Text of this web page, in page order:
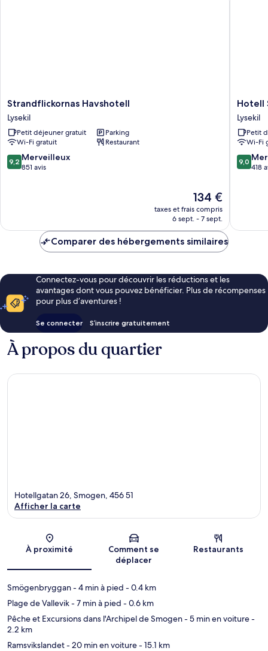
Strandflickornas
Havshotell
Lysekil
Strandflickornas Havshotell
Lysekil
Petit déjeuner gratuit
Parking
Wi-Fi gratuit
Restaurant
9.2
sur
9,2 Merveilleux
851 avis
Le
nouveau
prix
de
134 €
taxes et frais compris
6 sept. - 7 sept.
Hotell
Sillen
Lysekil
Hotell
Lysekil
Petit
Wi-Fi
9.0
sur
9,0
418
Comparer des hébergements similaires
Connectez-vous pour découvrir les réductions et les
avantages dont vous pouvez bénéficier. Plus de récompenses
pour plus d’aventures !
Se connecter S’inscrire gratuitement
À propos du quartier
Carte
Hotellgatan 26, Smogen, 456 51
Afficher la carte
À proximité
Comment se
déplacer
Restaurants
Smögenbryggan- 4 min à pied - 0.4 km
Plage de Vallevik- 7 min à pied - 0.6 km
Pêche et Excursions dans l'Archipel de Smogen- 5 min en voiture-
2.2 km
Ramsvikslandet- 20 min en voiture- 15.1 km